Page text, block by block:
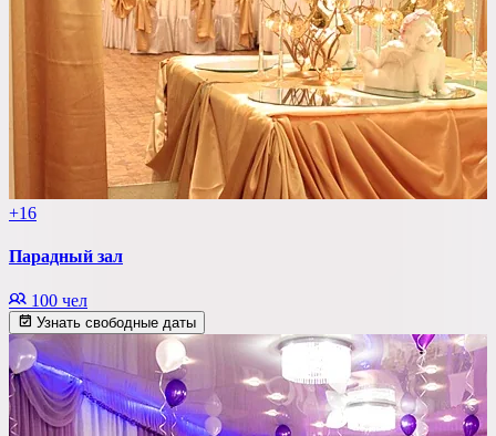
+16
Парадный зал
100 чел
Узнать свободные даты